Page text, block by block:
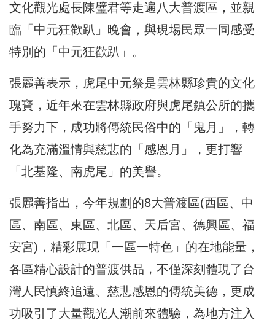
文化觀光處長陳璧君等走遍八大普渡區，並親
臨「中元狂歡趴」晚會，與現場民眾一同感受
特別的「中元狂歡趴」。
張麗善表示，虎尾中元祭是雲林縣珍貴的文化
瑰寶，近年來在雲林縣政府與虎尾鎮公所的攜
手努力下，成功將傳統民俗中的「鬼月」，轉
化為充滿溫情與慈悲的「感恩月」，更打響
「北基隆、南虎尾」的美譽。
張麗善指出，今年規劃的8大普渡區(西區、中
區、南區、東區、北區、天后宮、德興區、福
安宮)，精彩展現「一區一特色」的在地能量，
各區精心設計的普渡供品，不僅深刻體現了台
灣人民慎終追遠、慈悲感恩的傳統美德，更成
功吸引了大量觀光人潮前來體驗，為地方注入